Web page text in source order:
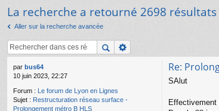
ci
s
La recherche a retourné 2698 résultats
Aller sur la recherche avancée
par bus64
10 juin 2023, 22:27
Forum : Le forum de Lyon en Lignes
Sujet : Restructuration réseau surface -
Prolongement métro B HLS
Re:
SAlut